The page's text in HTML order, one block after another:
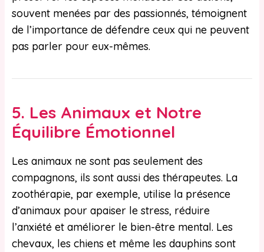
souvent menées par des passionnés, témoignent
de l’importance de défendre ceux qui ne peuvent
pas parler pour eux-mêmes.
5. Les Animaux et Notre
Équilibre Émotionnel
Les animaux ne sont pas seulement des
compagnons, ils sont aussi des thérapeutes. La
zoothérapie, par exemple, utilise la présence
d’animaux pour apaiser le stress, réduire
l’anxiété et améliorer le bien-être mental. Les
chevaux, les chiens et même les dauphins sont